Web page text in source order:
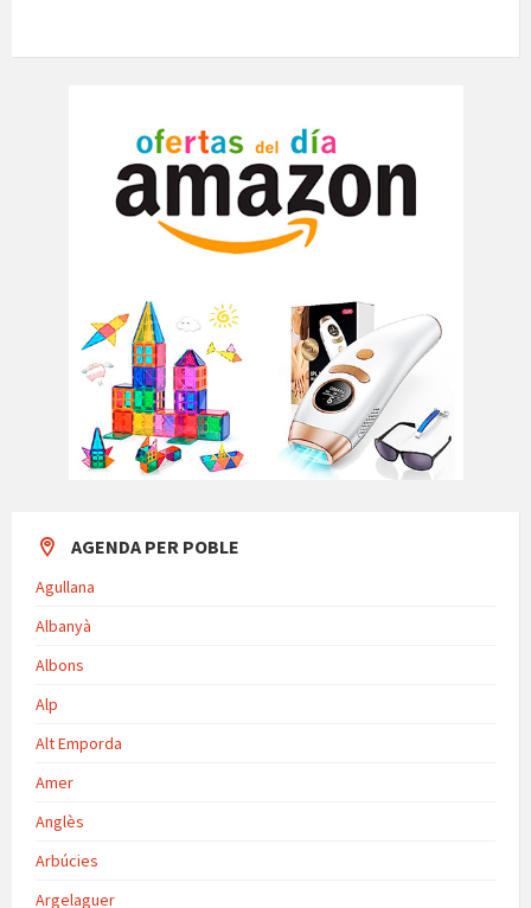
AGENDA PER POBLE
Agullana
Albanyà
Albons
Alp
Alt Emporda
Amer
Anglès
Arbúcies
Argelaguer